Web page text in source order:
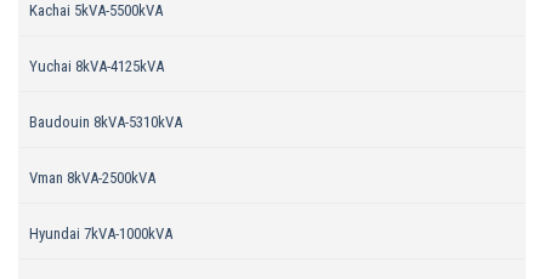
Kachai 5kVA-5500kVA
Yuchai 8kVA-4125kVA
Baudouin 8kVA-5310kVA
Vman 8kVA-2500kVA
Hyundai 7kVA-1000kVA